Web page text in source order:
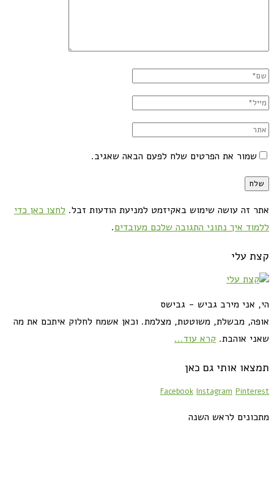
שמור את הפרטים שלח לפעם הבאה שאגיב.
אתר זה עושה שימוש באקיזמט למניעת הודעות זבל. לחצו כאן כדי
ללמוד איך נתוני התגובה שלכם מעובדים.
קצת עלי
הי, אני מירב גביש - גבישס
אופה, מבשלת, משוטטת, מצלמת. וכאן אשמח לחלוק איתכם את מה
שאני אוהבת. קרא עוד...
תמצאו אותי גם כאן
Facebook Instagram Pinterest
מתכונים לראש השנה